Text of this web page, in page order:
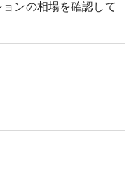
ンの相場を確認して